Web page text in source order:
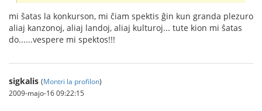
mi ŝatas la konkurson, mi ĉiam spektis ĝin kun granda plezuro
aliaj kanzonoj, aliaj landoj, aliaj kulturoj... tute kion mi ŝatas
do......vespere mi spektos!!!
sigkalis (Montri la profilon)
2009-majo-16 09:22:15